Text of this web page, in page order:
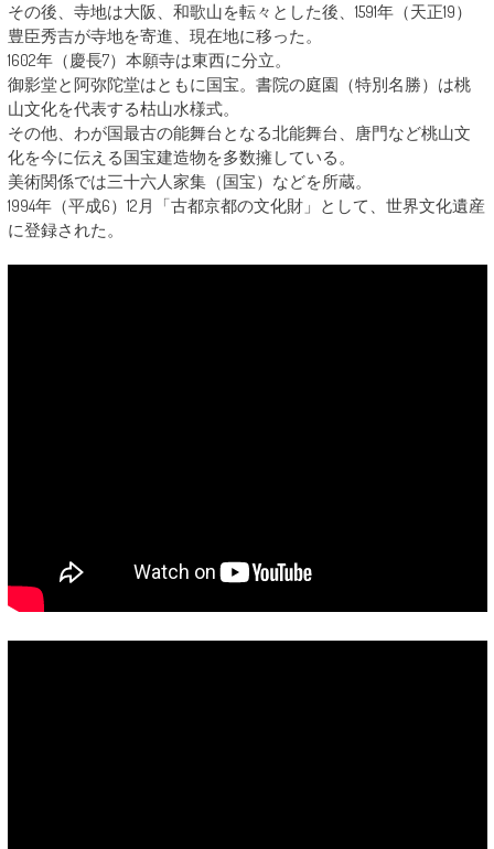
その後、寺地は大阪、和歌山を転々とした後、1591年（天正19）
豊臣秀吉が寺地を寄進、現在地に移った。
1602年（慶長7）本願寺は東西に分立。
御影堂と阿弥陀堂はともに国宝。書院の庭園（特別名勝）は桃
山文化を代表する枯山水様式。
その他、わが国最古の能舞台となる北能舞台、唐門など桃山文
化を今に伝える国宝建造物を多数擁している。
美術関係では三十六人家集（国宝）などを所蔵。
1994年（平成6）12月「古都京都の文化財」として、世界文化遺産
に登録された。